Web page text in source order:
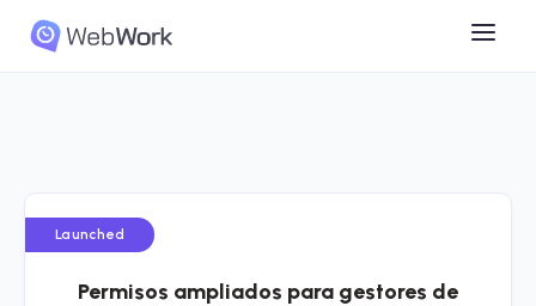
Launched
Permisos ampliados para gestores de